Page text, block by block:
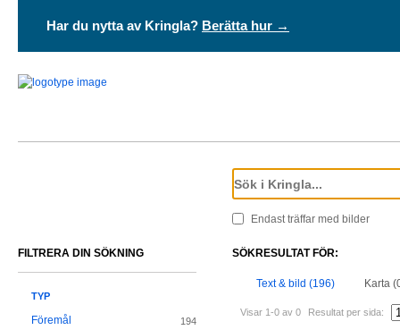
Har du nytta av Kringla? Berätta hur →
Endast träffar med bilder
SÖKRESULTAT FÖR:
Text & bild (196) Karta
Visar 1-0 av 0 Resultat per sida:
FILTRERA DIN SÖKNING
TYP
Föremål 194